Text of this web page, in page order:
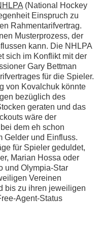
(National Hockey
Einspruch zu
Rahmentarifvertrag.
Musterprozess, der
kann. Die NHLPA
sich im Konflikt mit der
Gary Bettman
für die Spieler.
von Kovalchuk könnte
bezüglich des
geraten und das
wäre der
dem eh schon
Gelder und Einfluss.
für Spieler geduldet,
Marian Hossa oder
und Olympia-Star
Vereinen
bis zu ihren jeweiligen
Agent-Status